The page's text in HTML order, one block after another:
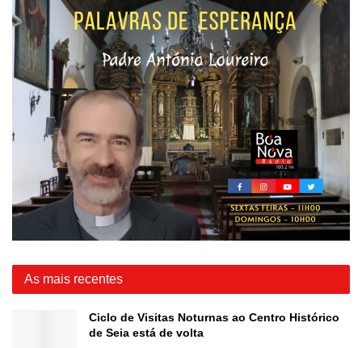
As mais recentes
Ciclo de Visitas Noturnas ao Centro Histórico
de Seia está de volta